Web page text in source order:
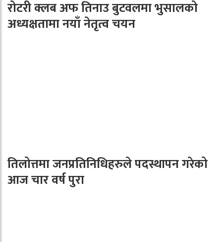
रोटरी क्लब अफ तिनाउ बुटवलमा भुसालको
अध्यक्षतामा नयाँ नेतृत्व चयन
तिलोत्तमा जनप्रतिनिधिहरुले पदस्थापन गरेको
आज चार वर्ष पुरा